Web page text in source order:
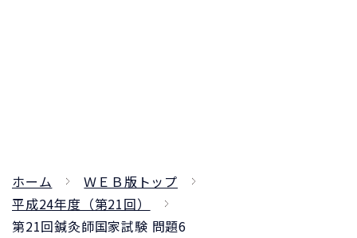
ホーム
ＷＥＢ版トップ
平成24年度（第21回）
第21回鍼灸師国家試験 問題6